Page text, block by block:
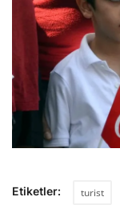
Etiketler: turist